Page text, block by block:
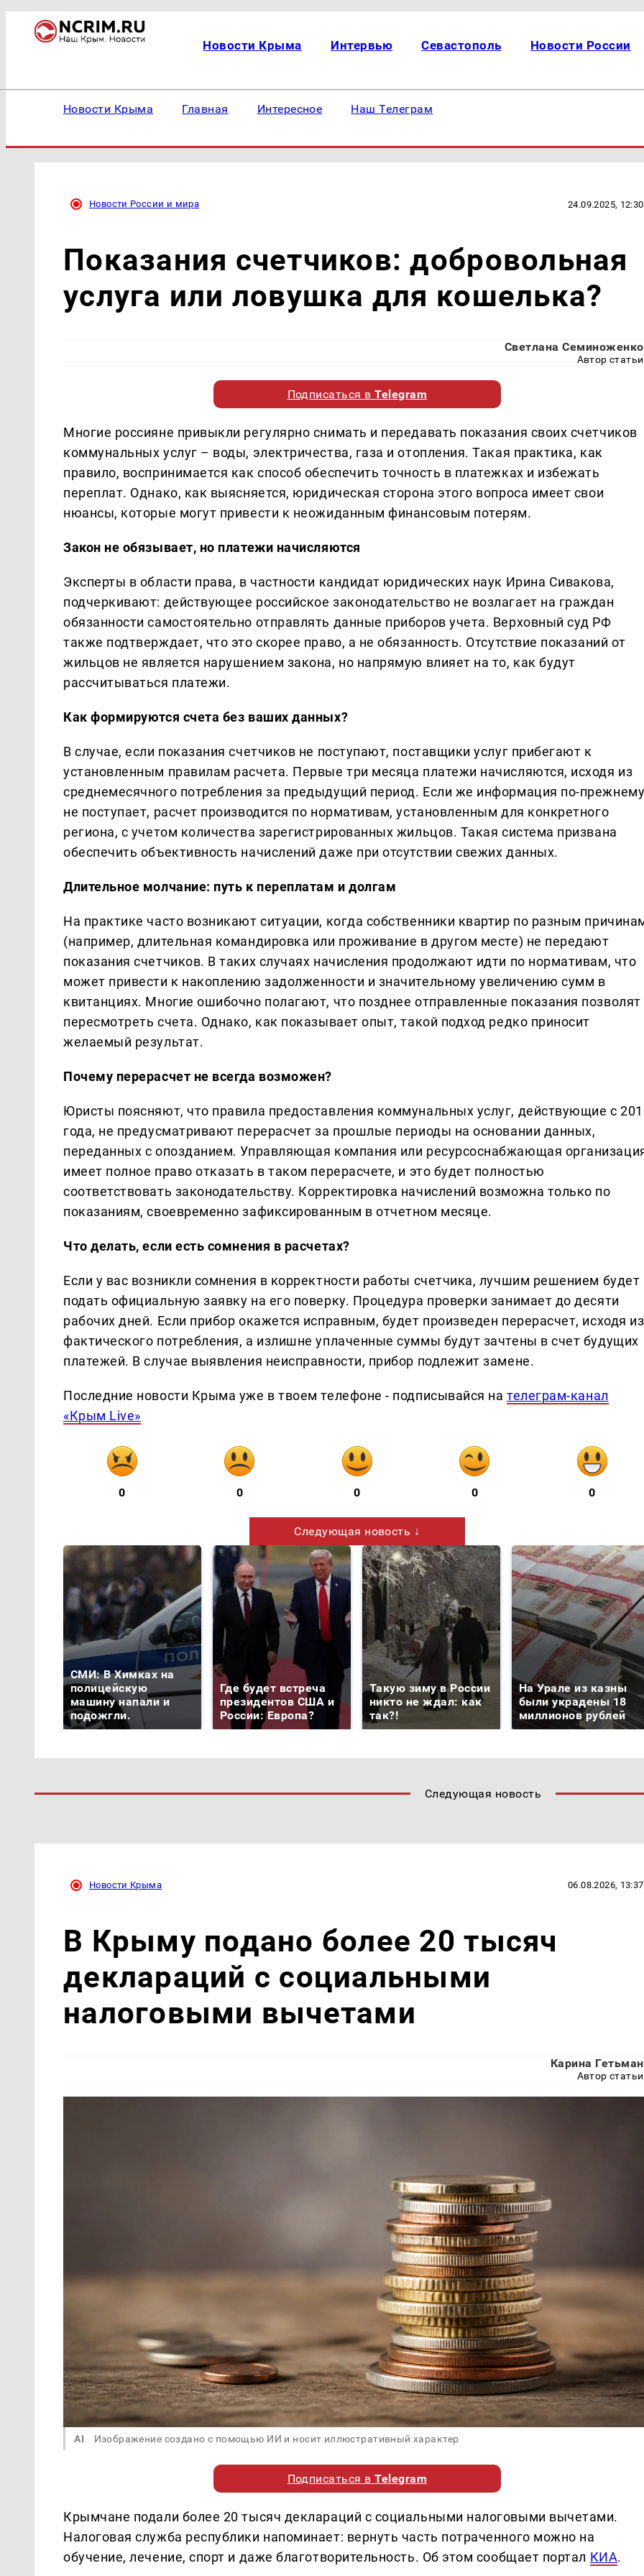
Новости Крыма Интервью Севастополь Новости России
Новости Крыма Главная Интересное Наш Телеграм
Новости России и мира 24.09.2025, 12:30
Показания счетчиков: добровольная
услуга или ловушка для кошелька?
Светлана Семиноженко
Автор статьи
Подписаться вTelegram
Многие россияне привыкли регулярно снимать и передавать показания своих счетчиков
коммунальных услуг – воды, электричества, газа и отопления. Такая практика, как
правило, воспринимается как способ обеспечить точность в платежках и избежать
переплат. Однако, как выясняется, юридическая сторона этого вопроса имеет свои
нюансы, которые могут привести к неожиданным финансовым потерям.
Закон не обязывает, но платежи начисляются
Эксперты в области права, в частности кандидат юридических наук Ирина Сивакова,
подчеркивают: действующее российское законодательство не возлагает на граждан
обязанности самостоятельно отправлять данные приборов учета. Верховный суд РФ
также подтверждает, что это скорее право, а не обязанность. Отсутствие показаний от
жильцов не является нарушением закона, но напрямую влияет на то, как будут
рассчитываться платежи.
Как формируются счета без ваших данных?
В случае, если показания счетчиков не поступают, поставщики услуг прибегают к
установленным правилам расчета. Первые три месяца платежи начисляются, исходя из
среднемесячного потребления за предыдущий период. Если же информация по-
не поступает, расчет производится по нормативам, установленным для конкретного
региона, с учетом количества зарегистрированных жильцов. Такая система призвана
обеспечить объективность начислений даже при отсутствии свежих данных.
Длительное молчание: путь к переплатам и долгам
На практике часто возникают ситуации, когда собственники квартир по разным
(например, длительная командировка или проживание в другом месте) не передают
показания счетчиков. В таких случаях начисления продолжают идти по нормативам, что
может привести к накоплению задолженности и значительному увеличению сумм в
квитанциях. Многие ошибочно полагают, что позднее отправленные показания позволят
пересмотреть счета. Однако, как показывает опыт, такой подход редко приносит
желаемый результат.
Почему перерасчет не всегда возможен?
Юристы поясняют, что правила предоставления коммунальных услуг, действующие с
года, не предусматривают перерасчет за прошлые периоды на основании данных,
переданных с опозданием. Управляющая компания или ресурсоснабжающая
имеет полное право отказать в таком перерасчете, и это будет полностью
соответствовать законодательству. Корректировка начислений возможна только по
показаниям, своевременно зафиксированным в отчетном месяце.
Что делать, если есть сомнения в расчетах?
Если у вас возникли сомнения в корректности работы счетчика, лучшим решением будет
подать официальную заявку на его поверку. Процедура проверки занимает до десяти
рабочих дней. Если прибор окажется исправным, будет произведен перерасчет, исходя из
фактического потребления, а излишне уплаченные суммы будут зачтены в счет будущих
платежей. В случае выявления неисправности, прибор подлежит замене.
Последние новости Крыма уже в твоем телефоне - подписывайся нателеграм-канал
«Крым Live»
0 0 0 0 0
Следующая новость ↓
СМИ: В Химках на
полицейскую
машину напали и
подожгли.
Где будет встреча
президентов США и
России: Европа?
Такую зиму в России
никто не ждал: как
так?!
На Урале из казны
были украдены 18
миллионов рублей
Следующая новость
Новости Крыма 06.08.2026, 13:37
В Крыму подано более 20 тысяч
деклараций с социальными
налоговыми вычетами
Карина Гетьман
Автор статьи
AI Изображение создано с помощью ИИ и носит иллюстративный характер
Подписаться вTelegram
Крымчане подали более 20 тысяч деклараций с социальными налоговыми вычетами.
Налоговая служба республики напоминает: вернуть часть потраченного можно на
обучение, лечение, спорт и даже благотворительность. Об этом сообщает портал КИА.